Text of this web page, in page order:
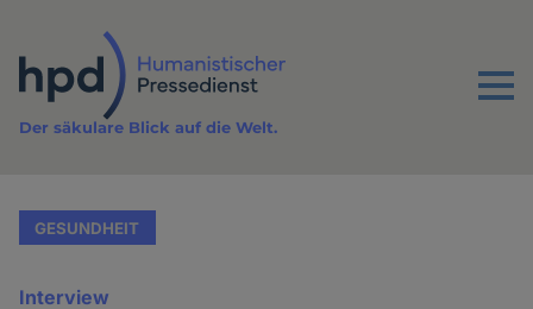
Inhalt
Menu
Der säkulare Blick auf die Welt.
GESUNDHEIT
Interview